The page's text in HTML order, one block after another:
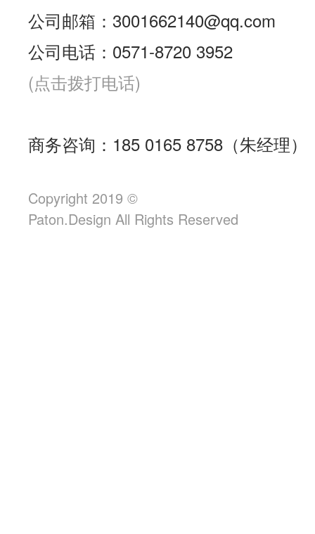
公司邮箱：3001662140@qq.com
公司电话：0571-8720 3952
(点击拨打电话)
商务咨询：185 0165 8758（朱经理）
Copyright 2019 ©
Paton.Design All Rights Reserved